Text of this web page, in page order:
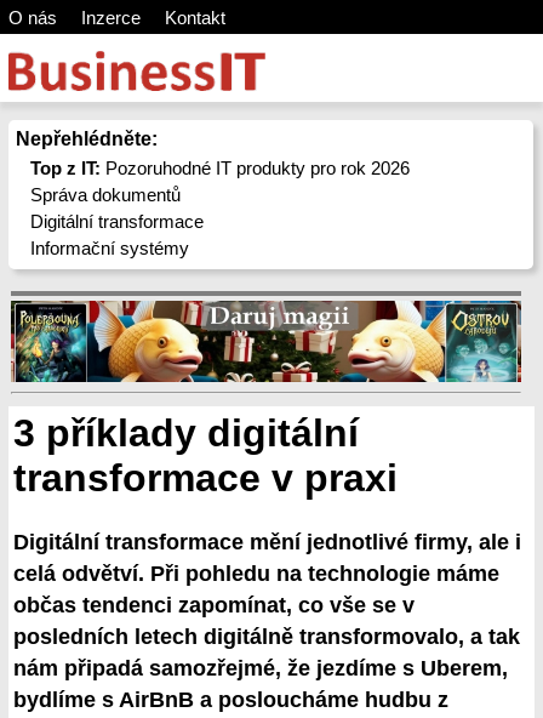
O nás Inzerce Kontakt
Nepřehlédněte:
Top z IT: Pozoruhodné IT produkty pro rok 2026
Správa dokumentů
Digitální transformace
Informační systémy
3 příklady digitální
transformace v praxi
Digitální transformace mění jednotlivé firmy, ale i
celá odvětví. Při pohledu na technologie máme
občas tendenci zapomínat, co vše se v
posledních letech digitálně transformovalo, a tak
nám připadá samozřejmé, že jezdíme s Uberem,
bydlíme s AirBnB a posloucháme hudbu z